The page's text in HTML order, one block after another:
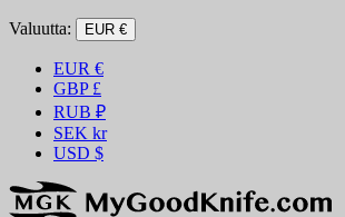
Valuutta: EUR €
EUR €
GBP £
RUB ₽
SEK kr
USD $